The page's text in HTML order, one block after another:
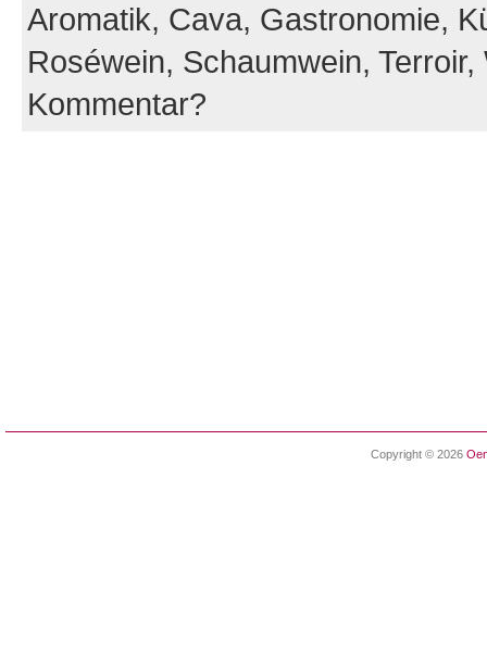
Aromatik, Cava, Gastronomie,
Roséwein, Schaumwein, Terroir,
Kommentar?
Copyright © 2026